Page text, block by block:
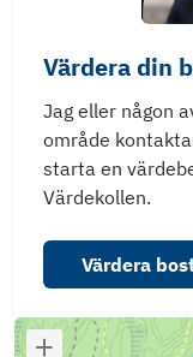
Värdera din
Jag eller någon
område
starta en
Värdekollen.
Värdera